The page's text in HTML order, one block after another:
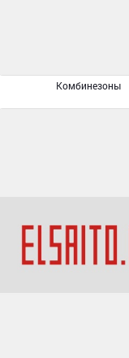
Комбинезоны